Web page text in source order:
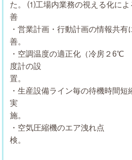
た。
⑴工場内業務の視える化によ
・営業計画・行動計画の情報共有
・空調温度の適正化（冷房２
度計の設
置
・生産設備ライン毎の待機時間
実
・空気圧縮機のエア洩れ点